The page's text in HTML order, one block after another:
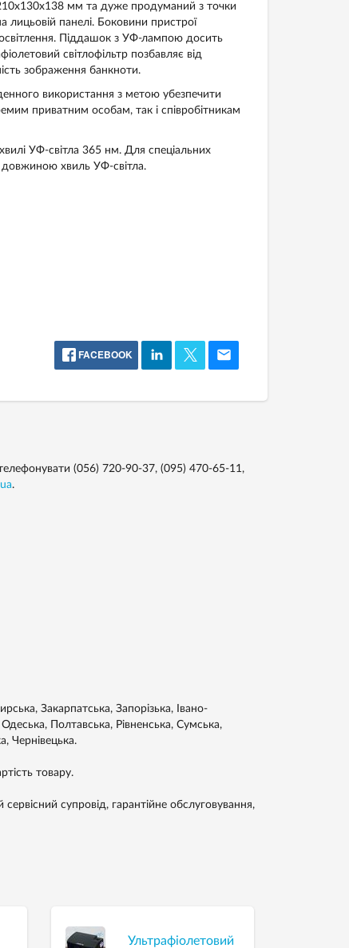
мм та дуже продуманий з точки
лицьовій панелі. Боковини пристрої
П
іддашокз УФ-лампою досить
світлофільтр позбавляє від
зображення банкноти.
використання з метою убезпечити
приватним особам, так і співробітникам
УФ-світла 365 нм. Для спеціальних
хвиль УФ-світла.
FACEBOOK
(056) 720-90-37, (095) 470-65-11,
.
Закарпатська, Запорізька, Івано-
Полтавська, Рівненська, Сумська,
Чернівецька.
товару.
супровід, гарантійне обслуговування,
Ультрафіолетовий